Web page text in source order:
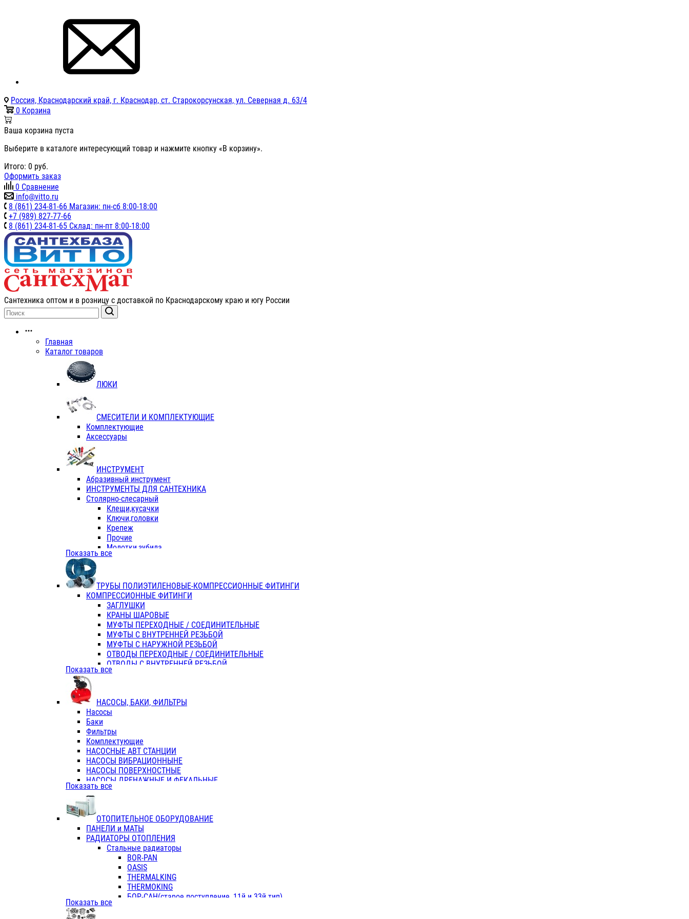
Россия, Краснодарский край, г. Краснодар, ст. Старокорсунская, ул. Северная д. 63/4
0 Корзина
Ваша корзина пуста
Выберите в каталоге интересующий товар и нажмите кнопку «В корзину».
Итого: 0 руб.
Оформить заказ
0 Сравнение
info@vitto.ru
8 (861) 234-81-66 Магазин: пн-сб 8:00-18:00
+7 (989) 827-77-66
8 (861) 234-81-65 Склад: пн-пт 8:00-18:00
Сантехника оптом и в розницу с доставкой по Краснодарскому краю и югу России
Главная
Каталог товаров
ЛЮКИ
СМЕСИТЕЛИ И КОМПЛЕКТУЮЩИЕ
Комплектующие
Аксессуары
ИНСТРУМЕНТ
Абразивный инструмент
ИНСТРУМЕНТЫ ДЛЯ САНТЕХНИКА
Столярно-слесарный
Клещи,кусачки
Ключи,головки
Крепеж
Прочие
Молотки,зубила
Пассатижи,тонкогубцы,утконосы
Отвертки
Хоз. инвентарь
ЭЛ. ИНСТРУМЕНТ OASIS
Показать все
ТРУБЫ ПОЛИЭТИЛЕНОВЫЕ-КОМПРЕССИОННЫЕ ФИТИНГИ
КОМПРЕССИОННЫЕ ФИТИНГИ
ЗАГЛУШКИ
КРАНЫ ШАРОВЫЕ
МУФТЫ ПЕРЕХОДНЫЕ / СОЕДИНИТЕЛЬНЫЕ
МУФТЫ С ВНУТРЕННЕЙ РЕЗЬБОЙ
МУФТЫ С НАРУЖНОЙ РЕЗЬБОЙ
ОТВОДЫ ПЕРЕХОДНЫЕ / СОЕДИНИТЕЛЬНЫЕ
ОТВОДЫ С ВНУТРЕННЕЙ РЕЗЬБОЙ
ОТВОДЫ С НАРУЖНОЙ РЕЗЬБОЙ
ТРОЙНИКИ ПЕРЕХОДНЫЕ / СОЕДИНИТЕЛЬНЫЕ
ТРОЙНИКИ С ВНУТРЕННЕЙ РЕЗЬБОЙ
КОЛЬЦА РЕЗИНОВЫЕ
ТРУБЫ НАПОРНЫЕ
ТРУБЫ ГОФРИРОВАННЫЕ ДВУХСЛ.
ТРУБЫ ПОЛИЭТИЛЕНОВЫЕ
Показать все
НАСОСЫ, БАКИ, ФИЛЬТРЫ
Насосы
Баки
Фильтры
Комплектующие
НАСОСНЫЕ АВТ СТАНЦИИ
НАСОСЫ ВИБРАЦИОННЫНЕ
НАСОСЫ ПОВЕРХНОСТНЫЕ
НАСОСЫ ДРЕНАЖНЫЕ И ФЕКАЛЬНЫЕ
НАСОСЫ ПОВЫСИТ и ЦИРКУЛЯЦИОННЫЕ
НАСОСЫ СКВАЖИННЫЕ
Показать все
ОТОПИТЕЛЬНОЕ ОБОРУДОВАНИЕ
ПАНЕЛИ и МАТЫ
РАДИАТОРЫ ОТОПЛЕНИЯ
Стальные радиаторы
BOR-PAN
OASIS
THERMALKING
THERMOKING
БОР-САН(старое поступление, 11й и 33й тип)
Показать все